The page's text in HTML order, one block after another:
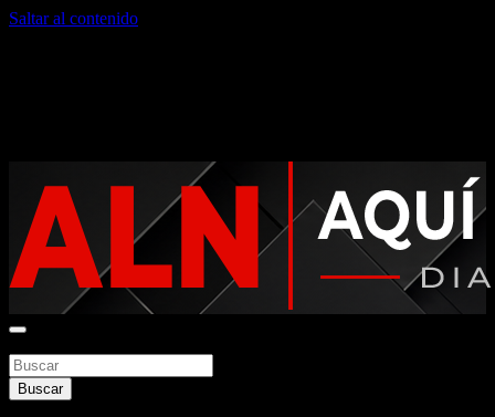
Saltar al contenido
Aquí La Noticia
Buscar